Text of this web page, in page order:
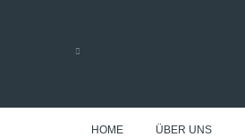
HOME ÜBER UNS